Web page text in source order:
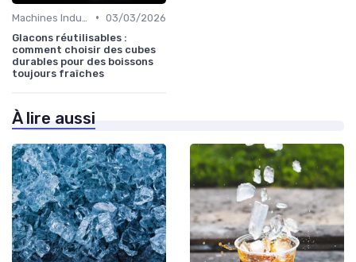
• 03/03/2026
Glacons réutilisables :
comment choisir des cubes
durables pour des boissons
toujours fraîches
À lire aussi